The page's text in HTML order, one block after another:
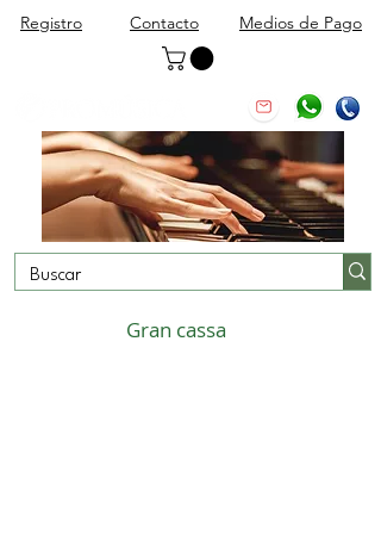
Registro Contacto Medios de Pago
Gran cassa